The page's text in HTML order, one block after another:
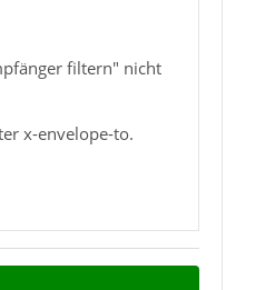
filtern" nicht
x-envelope-to.